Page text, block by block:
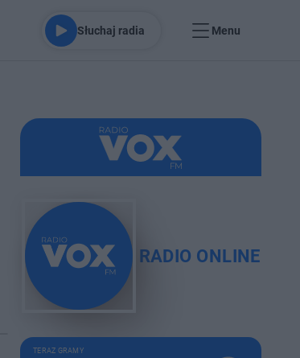
Słuchaj radia Menu
RADIO ONLINE
TERAZ GRAMY